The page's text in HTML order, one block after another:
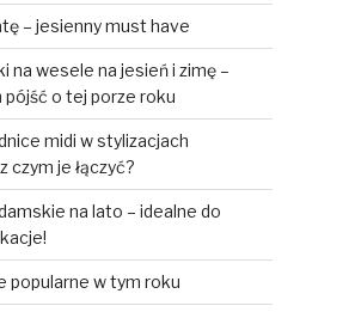
– jesienny must have
na wesele na jesień i zimę –
pójść o tej porze roku
midi w stylizacjach
czym je łączyć?
na lato – idealne do
popularne w tym roku